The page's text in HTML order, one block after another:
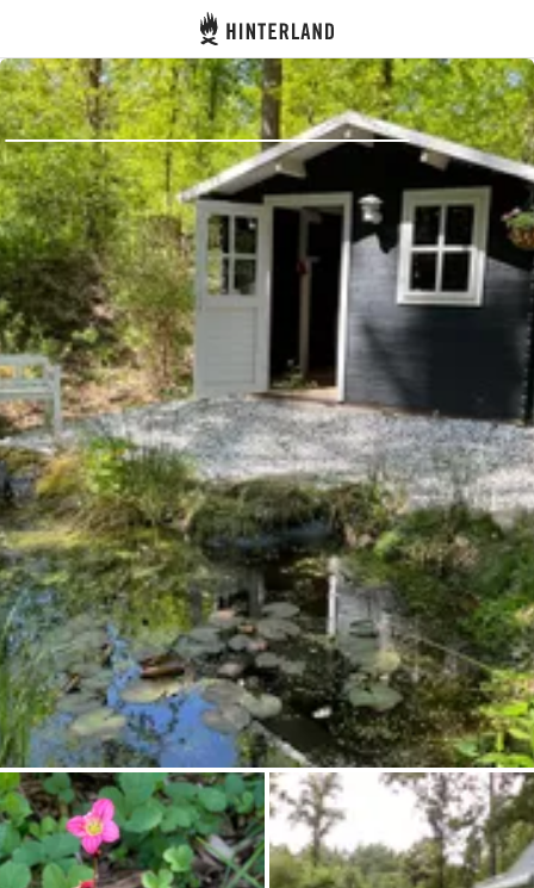
Hinterland
Accedi
Registro
Diventare Host
Piazzole
Alloggi
Pianificazione viaggio
Chiedi a Howdy
Ispirazione fotografica
Suggerimenti e ispirazione
Storie dall'Hinterland
Buoni
Chi siamo